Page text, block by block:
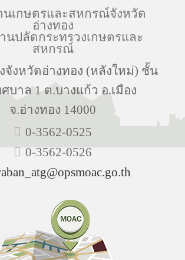
นเกษตรและสหกรณ์จังหวัด
อ่างทอง
นปลัดกระทรวงเกษตรและ
สหกรณ์
จังหวัดอ่างทอง (หลังใหม่) ชั้น
ศบาล 1 ต.บางแก้ว อ.เมือง
จ.อ่างทอง 14000
0-3562-0525
0-3562-0526